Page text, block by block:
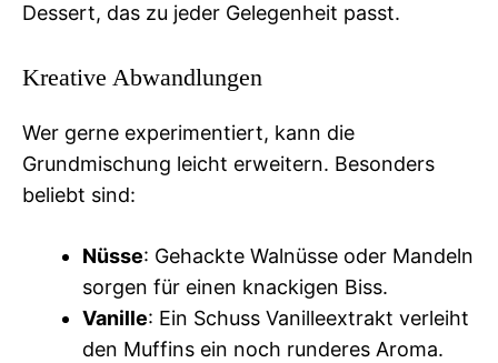
Dessert, das zu jeder Gelegenheit passt.
Kreative Abwandlungen
Wer gerne experimentiert, kann die
Grundmischung leicht erweitern. Besonders
beliebt sind:
Nüsse: Gehackte Walnüsse oder Mandeln
sorgen für einen knackigen Biss.
Vanille: Ein Schuss Vanilleextrakt verleiht
den Muffins ein noch runderes Aroma.